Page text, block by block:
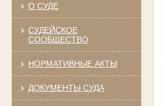
О СУДЕ
СУДЕЙСКОЕ
СООБЩЕСТВО
НОРМАТИВНЫЕ АКТЫ
ДОКУМЕНТЫ СУДА